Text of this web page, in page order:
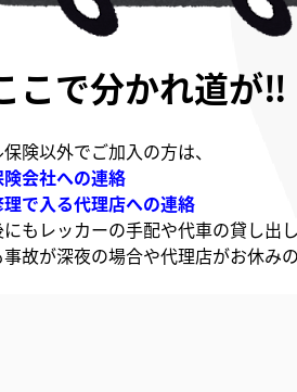
こで分かれ道が‼
険以外でご加入の方は、
険会社への連絡
理で入る代理店への連絡
もレッカーの手配や代車の貸し出
事故が深夜の場合や代理店がお休